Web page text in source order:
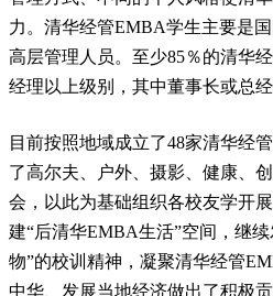
力。清华经管EMBA学生主要是
高层管理人员。至少85％的清华
经理以上级别，其中董事长或总
目前按照地域成立了48家清华经
了高尔夫、户外、摄影、健康、
会，以此为基础组织各校友学开
建“后清华EMBA生活”空间，继
物”的校训精神，凝聚清华经管
中华、发展当地经济做出了积极贡